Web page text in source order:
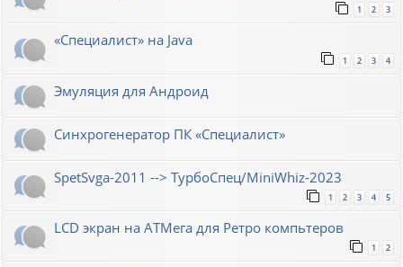
1 2 3
«Специалист» на Java
1 2 3 4
Эмуляция для Андроид
Синхрогенератор ПК «Специалист»
SpetSvga-2011 --> ТурбоСпец/MiniWhiz-2023
1 2 3 4 5
LCD экран на АТМега для Ретро компьтеров
1 2